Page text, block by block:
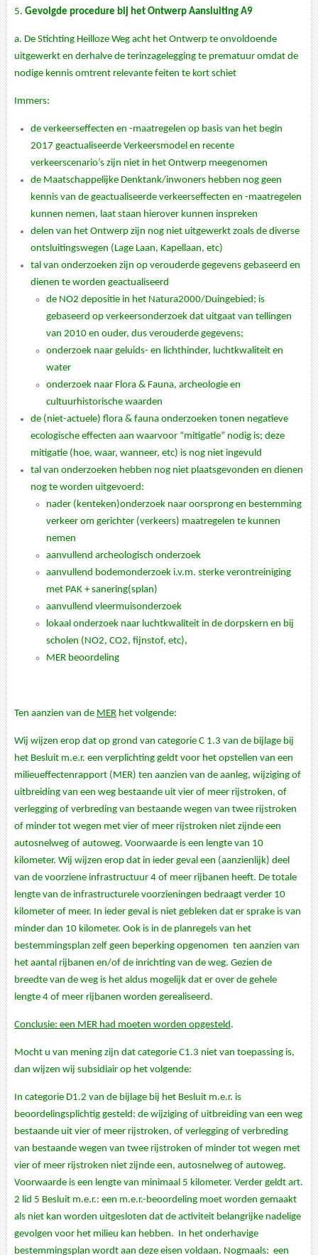
5. Gevolgde procedure bij het Ontwerp Aansluiting A9
a. De Stichting Heilloze Weg acht het Ontwerp te onvoldoende
uitgewerkt en derhalve de terinzagelegging te prematuur omdat de
nodige kennis omtrent relevante feiten te kort schiet
Immers:
de verkeerseffecten en -maatregelen op basis van het begin
2017 geactualiseerde Verkeersmodel en recente
verkeerscenario’s zijn niet in het Ontwerp meegenomen
de Maatschappelijke Denktank/inwoners hebben nog geen
kennis van de geactualiseerde verkeerseffecten en -maatregelen
kunnen nemen, laat staan hierover kunnen inspreken
delen van het Ontwerp zijn nog niet uitgewerkt zoals de diverse
ontsluitingswegen (Lage Laan, Kapellaan, etc)
tal van onderzoeken zijn op verouderde gegevens gebaseerd en
dienen te worden geactualiseerd
de NO2 depositie in het Natura2000/Duingebied; is
gebaseerd op verkeersonderzoek dat uitgaat van tellingen
van 2010 en ouder, dus verouderde gegevens;
onderzoek naar geluids- en lichthinder, luchtkwaliteit en
water
onderzoek naar Flora & Fauna, archeologie en
cultuurhistorische waarden
de (niet-actuele) flora & fauna onderzoeken tonen negatieve
ecologische effecten aan waarvoor “mitigatie” nodig is; deze
mitigatie (hoe, waar, wanneer, etc) is nog niet ingevuld
tal van onderzoeken hebben nog niet plaatsgevonden en dienen
nog te worden uitgevoerd:
nader (kenteken)onderzoek naar oorsprong en bestemming
verkeer om gerichter (verkeers) maatregelen te kunnen
nemen
aanvullend archeologisch onderzoek
aanvullend bodemonderzoek i.v.m. sterke verontreiniging
met PAK + sanering(splan)
aanvullend vleermuisonderzoek
lokaal onderzoek naar luchtkwaliteit in de dorpskern en bij
scholen (NO2, CO2, fijnstof, etc),
MER beoordeling
Ten aanzien van de MER het volgende:
Wij wijzen erop dat op grond van categorie C 1.3 van de bijlage bij
het Besluit m.e.r. een verplichting geldt voor het opstellen van een
milieueffectenrapport (MER) ten aanzien van de aanleg, wijziging of
uitbreiding van een weg bestaande uit vier of meer rijstroken, of
verlegging of verbreding van bestaande wegen van twee rijstroken
of minder tot wegen met vier of meer rijstroken niet zijnde een
autosnelweg of autoweg. Voorwaarde is een lengte van 10
kilometer. Wij wijzen erop dat in ieder geval een (aanzienlijk) deel
van de voorziene infrastructuur 4 of meer rijbanen heeft. De totale
lengte van de infrastructurele voorzieningen bedraagt verder 10
kilometer of meer. In ieder geval is niet gebleken dat er sprake is van
minder dan 10 kilometer. Ook is in de planregels van het
bestemmingsplan zelf geen beperking opgenomen ten aanzien van
het aantal rijbanen en/of de inrichting van de weg. Gezien de
breedte van de weg is het aldus mogelijk dat er over de gehele
lengte 4 of meer rijbanen worden gerealiseerd.
Conclusie: een MER had moeten worden opgesteld .
Mocht u van mening zijn dat categorie C1.3 niet van toepassing is,
dan wijzen wij subsidiair op het volgende:
In categorie D1.2 van de bijlage bij het Besluit m.e.r. is
beoordelingsplichtig gesteld: de wijziging of uitbreiding van een weg
bestaande uit vier of meer rijstroken, of verlegging of verbreding
van bestaande wegen van twee rijstroken of minder tot wegen met
vier of meer rijstroken niet zijnde een, autosnelweg of autoweg.
Voorwaarde is een lengte van minimaal 5 kilometer. Verder geldt art.
2 lid 5 Besluit m.e.r.: een m.e.r.-beoordeling moet worden gemaakt
als niet kan worden uitgesloten dat de activiteit belangrijke nadelige
gevolgen voor het milieu kan hebben. In het onderhavige
bestemmingsplan wordt aan deze eisen voldaan. Nogmaals: een